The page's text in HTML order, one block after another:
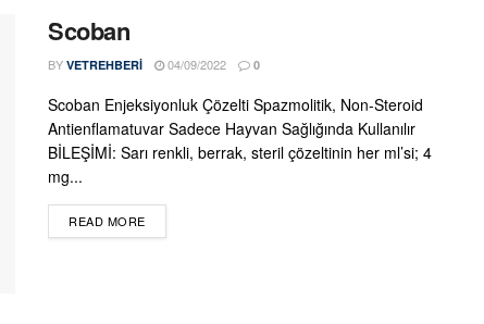
Scoban
BY VETREHBERI 04/09/2022 0
Scoban Enjeksiyonluk Çözelti Spazmolitik, Non-Steroid
Antienflamatuvar Sadece Hayvan Sağlığında Kullanılır
BİLEŞİMİ: Sarı renkli, berrak, steril çözeltinin her ml’si; 4
mg...
READ MOREDETAILS